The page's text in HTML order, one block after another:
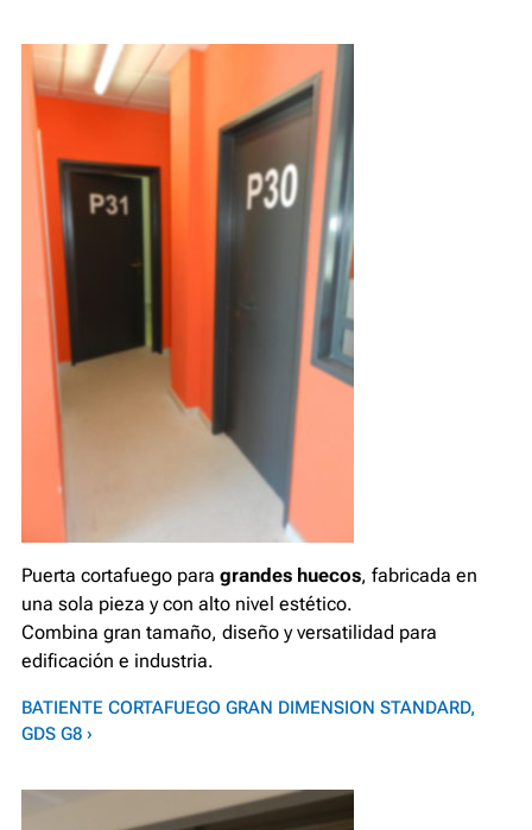
Puerta cortafuego para grandes huecos, fabricada en
una sola pieza y con alto nivel estético.
Combina gran tamaño, diseño y versatilidad para
edificación e industria.
BATIENTE CORTAFUEGO GRAN DIMENSION STANDARD,
GDS G8 ›